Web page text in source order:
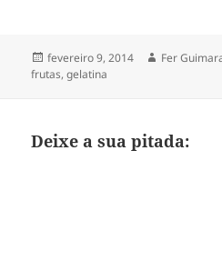
Publicado
em
fevereiro 9, 2014 Autor
Fer
frutas,gelatina
Deixe a sua pitada: